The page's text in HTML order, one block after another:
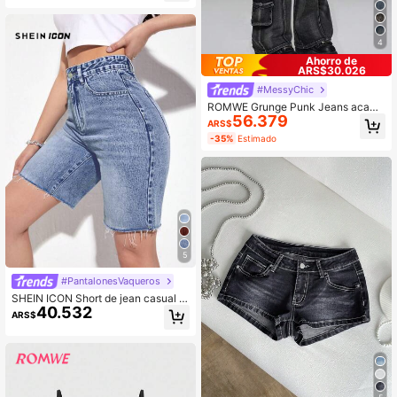
5
#PantalonesVaqueros
SHEIN ICON Short de jean casual c
on bolsillos y dobladillo deshilachad
o para mujer
ARS$40.532
4
Ahorro de
ARS$30.026
#MessyChic
ROMWE Grunge Punk Jeans acamp
anados de talle súper bajo con rem
aches de metal desgastados al estil
o punk
ARS$56.379
-35% Estimado